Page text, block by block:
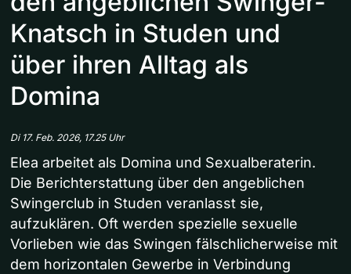
Knatsch in Studen und
über ihren Alltag als
Domina
Di 17. Feb. 2026, 17.25 Uhr
Elea arbeitet als Domina und Sexualberaterin.
Die Berichterstattung über den angeblichen
Swingerclub in Studen veranlasst sie,
aufzuklären. Oft werden spezielle sexuelle
Vorlieben wie das Swingen fälschlicherweise mit
dem horizontalen Gewerbe in Verbindung